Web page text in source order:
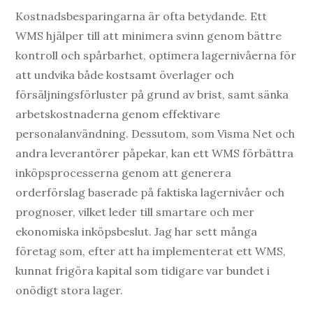
Kostnadsbesparingarna är ofta betydande. Ett
WMS hjälper till att minimera svinn genom bättre
kontroll och spårbarhet, optimera lagernivåerna för
att undvika både kostsamt överlager och
försäljningsförluster på grund av brist, samt sänka
arbetskostnaderna genom effektivare
personalanvändning. Dessutom, som Visma Net och
andra leverantörer påpekar, kan ett WMS förbättra
inköpsprocesserna genom att generera
orderförslag baserade på faktiska lagernivåer och
prognoser, vilket leder till smartare och mer
ekonomiska inköpsbeslut. Jag har sett många
företag som, efter att ha implementerat ett WMS,
kunnat frigöra kapital som tidigare var bundet i
onödigt stora lager.